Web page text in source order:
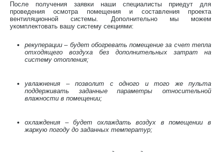
После получения заявки наши специалисты приедут для
проведения осмотра помещения и составления проекта
вентиляционной системы. Дополнительно мы можем
укомплектовать вашу систему секциями:
рекуперации – будет обогревать помещение за счет тепла
отходящего воздуха без дополнительных затрат на
систему отопления;
увлажнения – позволит с одного и того же пульта
поддерживать заданные параметры относительной
влажности в помещении;
охлаждения – будет охлаждать воздух в помещении в
жаркую погоду до заданных температур;